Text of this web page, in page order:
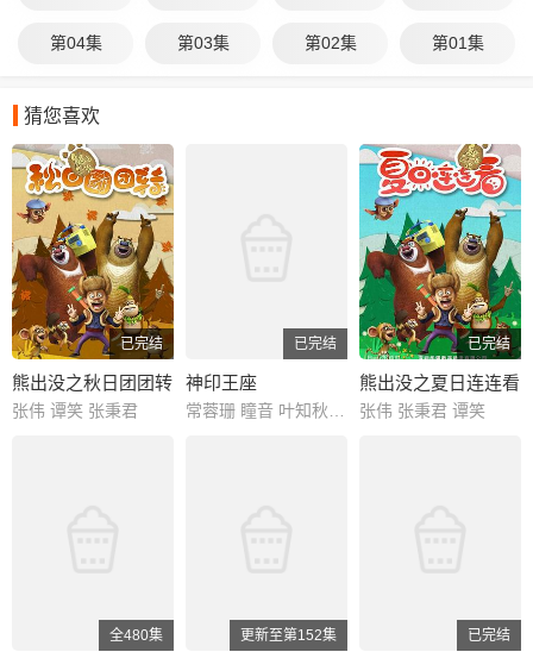
第04集 第03集 第02集 第01集
猜您喜欢
已完结
熊出没之秋日团团转
张伟 谭笑 张秉君
已完结
神印王座
已完结
熊出没之夏日连连看
张伟 张秉君 谭笑
全480集 更新至第152集 已完结